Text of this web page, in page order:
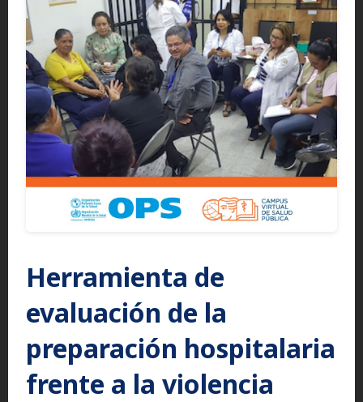
Herramienta de
evaluación de la
preparación hospitalaria
frente a la violencia